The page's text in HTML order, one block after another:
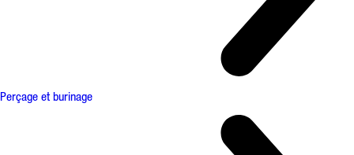
Perçage et burinage